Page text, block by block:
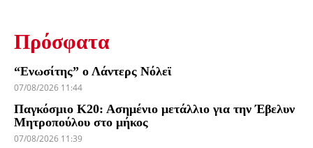
Πρόσφατα
“Ενωσίτης” ο Λάντερς Νόλεϊ
07/08/2026 11:44
Παγκόσμιο Κ20: Ασημένιο μετάλλιο για την Έβελυν
Μητροπούλου στο μήκος
07/08/2026 11:39